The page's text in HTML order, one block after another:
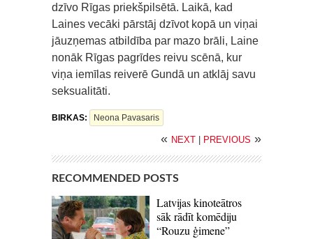
dzīvo Rīgas priekšpilsētā. Laikā, kad
Laines vecāki pārstāj dzīvot kopā un viņai
jāuzņemas atbildība par mazo brāli, Laine
nonāk Rīgas pagrīdes reivu scēnā, kur
viņa iemīlas reiverē Gundā un atklāj savu
seksualitāti.
BIRKAS: Neona Pavasaris
« NEXT PREVIOUS »
RECOMMENDED POSTS
Latvijas kinoteātros
sāk rādīt komēdiju
“Rouzu ģimene”